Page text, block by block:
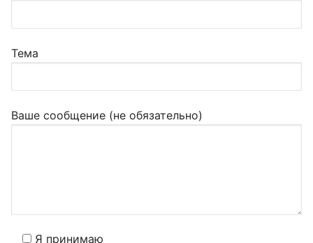
Тема
Ваше сообщение (не обязательно)
Я принимаю